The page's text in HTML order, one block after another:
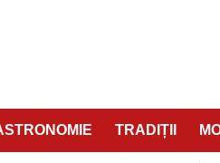
TRADIȚII